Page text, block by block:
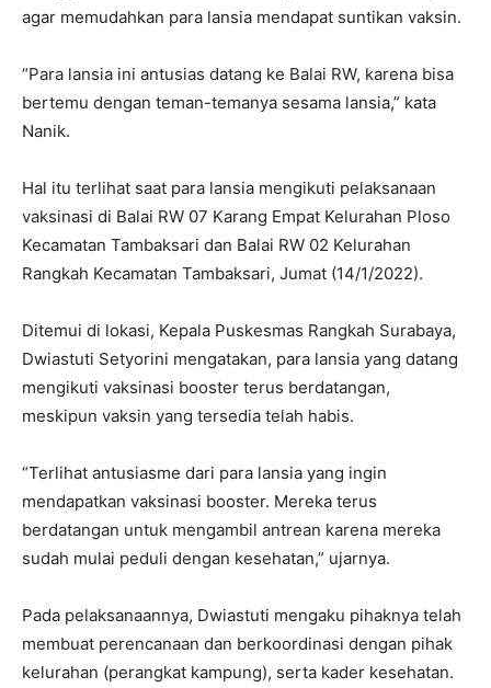
agar memudahkan para lansia mendapat suntikan vaksin.
“Para lansia ini antusias datang ke Balai RW, karena bisa
bertemu dengan teman-temanya sesama lansia,” kata
Nanik.
Hal itu terlihat saat para lansia mengikuti pelaksanaan
vaksinasi di Balai RW 07 Karang Empat Kelurahan Ploso
Kecamatan Tambaksari dan Balai RW 02 Kelurahan
Rangkah Kecamatan Tambaksari, Jumat (14/1/2022).
Ditemui di lokasi, Kepala Puskesmas Rangkah Surabaya,
Dwiastuti Setyorini mengatakan, para lansia yang datang
mengikuti vaksinasi booster terus berdatangan,
meskipun vaksin yang tersedia telah habis.
“Terlihat antusiasme dari para lansia yang ingin
mendapatkan vaksinasi booster. Mereka terus
berdatangan untuk mengambil antrean karena mereka
sudah mulai peduli dengan kesehatan,” ujarnya.
Pada pelaksanaannya, Dwiastuti mengaku pihaknya telah
membuat perencanaan dan berkoordinasi dengan pihak
kelurahan (perangkat kampung), serta kader kesehatan.